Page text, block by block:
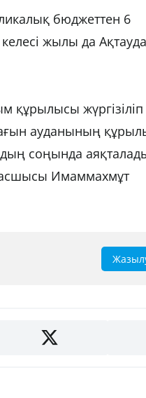
бюджеттен 6
жылы да Ақтауда
жүргізіліп
ауданының
соңында
Имаммахмұт